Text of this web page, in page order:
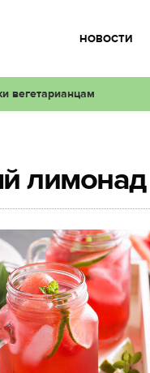
НОВОСТИ
вегетарианцам
лимонад